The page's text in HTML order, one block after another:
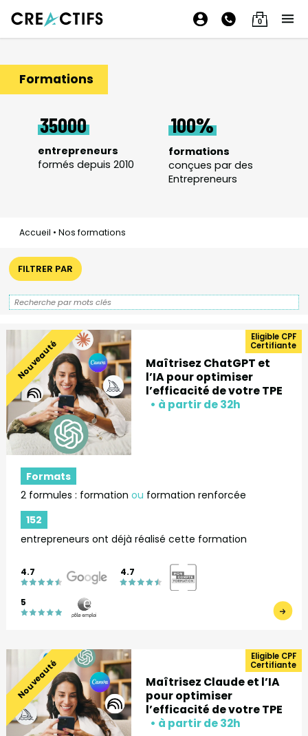
0
Formations
35000
entrepreneurs
formés depuis 2010
100
formations
conçues par des
Entrepreneurs
Accueil • Nos formations
FILTRER PAR
Nouveauté
Eligible CPF
Certifiante
Maîtrisez ChatGPT et
l’IA pour optimiser
l’efficacité de votre TPE
Formats
2 formules : formationou formation renforcée
152
entrepreneurs ont déjà réalisé cette formation
4.7 4.7
5
Nouveauté
Eligible CPF
Certifiante
Maîtrisez Claude et l’IA
pour optimiser
l’efficacité de votre TPE